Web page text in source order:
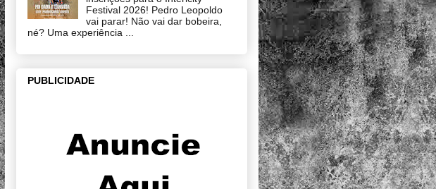
Festival 2026! Pedro Leopoldo
vai parar! Não vai dar bobeira,
né? Uma experiência ...
PUBLICIDADE